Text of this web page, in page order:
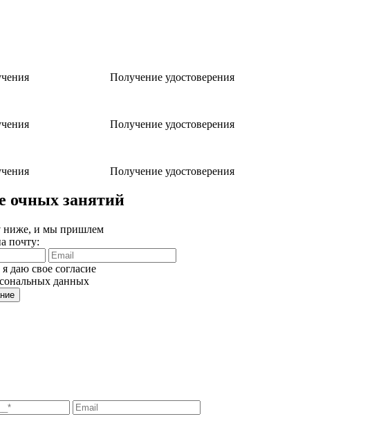
Получение удостоверения
Получение удостоверения
Получение удостоверения
очных занятий
ниже, и мы пришлем
почту:
даю свое согласие
данных